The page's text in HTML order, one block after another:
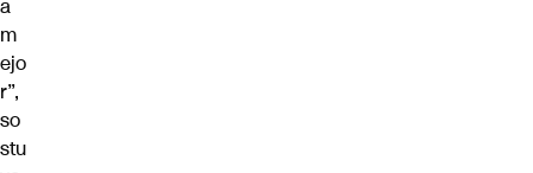
a
m
ejo
r”,
so
stu